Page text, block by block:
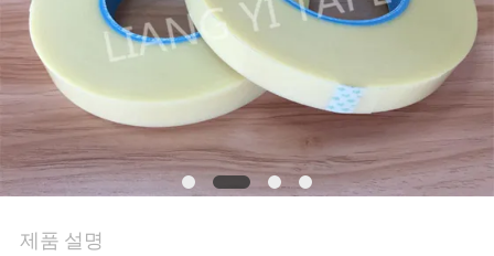
락
주
세
요
뉴
제품 설명